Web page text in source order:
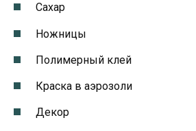
Сахар
Ножницы
Полимерный клей
Краска в аэрозоли
Декор